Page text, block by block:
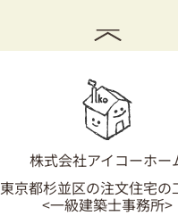
03-3334-0334
株式会社アイコーホー
東京都杉並区の注文住宅の
<一級建築士事務所>